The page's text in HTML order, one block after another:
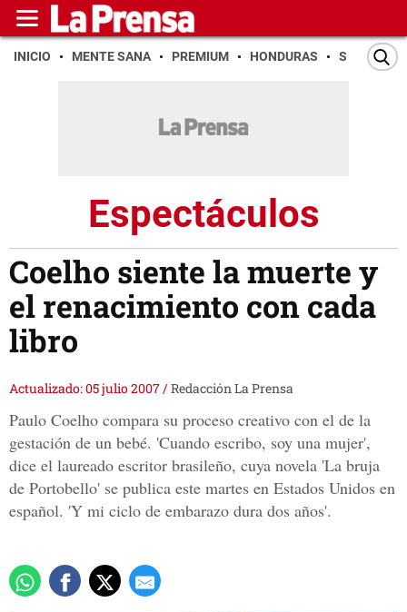
INICIO MENTE SANA PREMIUM HONDURAS SAN PEDRO
Espectáculos
Coelho siente la muerte y
el renacimiento con cada
libro
Actualizado: 05 julio 2007/Redacción La Prensa
Paulo Coelho compara su proceso creativo con el de la
gestación de un bebé. 'Cuando escribo, soy una mujer',
dice el laureado escritor brasileño, cuya novela 'La bruja
de Portobello' se publica este martes en Estados Unidos en
español. 'Y mi ciclo de embarazo dura dos años'.